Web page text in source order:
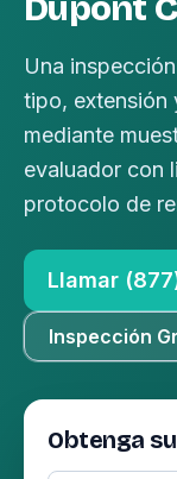
Dupont
Una
tipo, extensión
mediante
evaluador con
protocolo de
Llamar
Inspección
Obtenga